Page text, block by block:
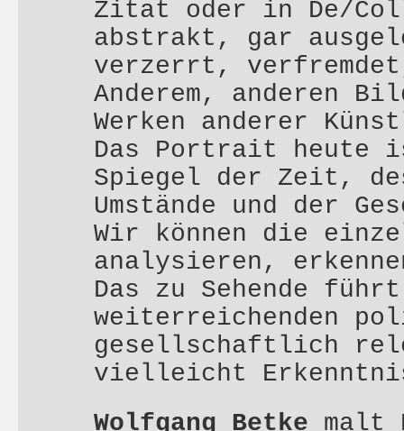
Zitat oder in De/
abstrakt, gar
verzerrt,
Anderem, anderen
Werken anderer
Das Portrait heute
Spiegel der Zeit,
Umstände und der
Wir können die
analysieren,
Das zu Sehende
weiterreichenden
gesellschaftlich
vielleicht
Wolfgang Betke malt